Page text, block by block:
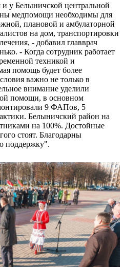
у Белыничской центральной
медпомощи необходимы для
плановой и амбулаторной
на дом, транспортировки
- добавил главврач
- Когда сотрудник работает
техникой и
помощь будет более
важно не только в
внимание уделили
помощи, в основном
9 ФАПов, 5
Белыничский район на
на 100%. Достойные
стоят. Благодарны
поддержку".